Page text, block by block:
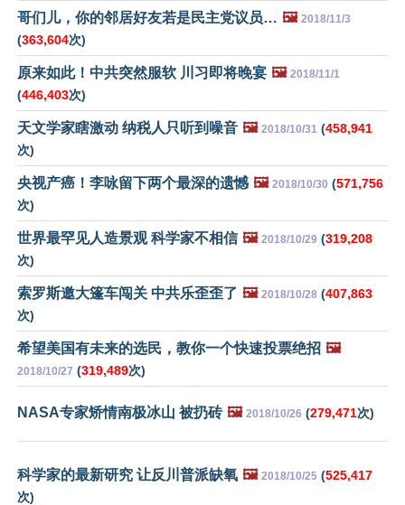
哥们儿，你的邻居好友若是民主党议员… 🖼️ 2018/11/3
(363,604次)
原来如此！中共突然服软 川习即将晚宴 🖼️ 2018/11/1
(446,403次)
天文学家瞎激动 纳税人只听到噪音 🖼️ 2018/10/31 (458,941
次)
央视产癌！李咏留下两个最深的遗憾 🖼️ 2018/10/30 (571,756
次)
世界最罕见人造景观 科学家不相信 🖼️ 2018/10/29 (319,208
次)
索罗斯邀大篷车闯关 中共乐歪歪了 🖼️ 2018/10/28 (407,863
次)
希望美国有未来的选民，教你一个快速投票绝招 🖼️
2018/10/27 (319,489次)
NASA专家矫情南极冰山 被扔砖 🖼️ 2018/10/26 (279,471次)
科学家的最新研究 让反川普派缺氧 🖼️ 2018/10/25 (525,417
次)